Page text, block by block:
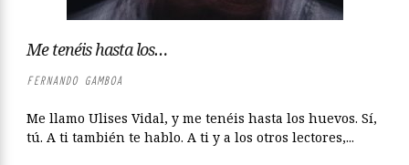
Me tenéis hasta los…
FERNANDO GAMBOA
Me llamo Ulises Vidal, y me tenéis hasta los huevos. Sí,
tú. A ti también te hablo. A ti y a los otros lectores,...